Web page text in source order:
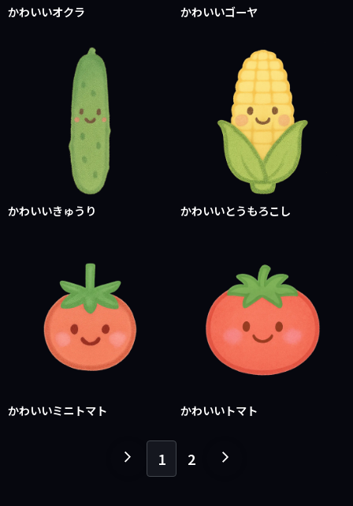
かわいいオクラ かわいいゴーヤ
かわいいきゅうり かわいいとうもろこし
かわいいミニトマト かわいいトマト
1 2